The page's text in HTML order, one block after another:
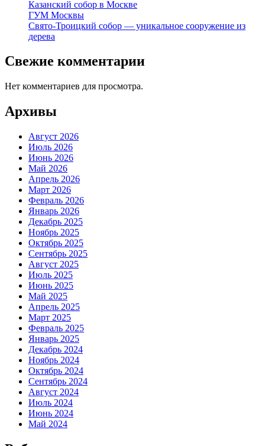
Казанский собор в Москве
ГУМ Москвы
Свято-Троицкий собор — уникальное сооружение из
дерева
Свежие комментарии
Нет комментариев для просмотра.
Архивы
Август 2026
Июль 2026
Июнь 2026
Май 2026
Апрель 2026
Март 2026
Февраль 2026
Январь 2026
Декабрь 2025
Ноябрь 2025
Октябрь 2025
Сентябрь 2025
Август 2025
Июль 2025
Июнь 2025
Май 2025
Апрель 2025
Март 2025
Февраль 2025
Январь 2025
Декабрь 2024
Ноябрь 2024
Октябрь 2024
Сентябрь 2024
Август 2024
Июль 2024
Июнь 2024
Май 2024